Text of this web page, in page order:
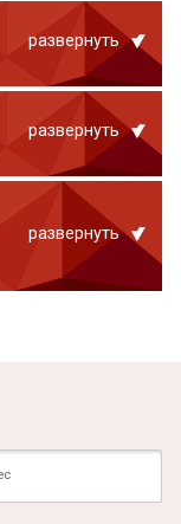
развернуть
развернуть
развернуть